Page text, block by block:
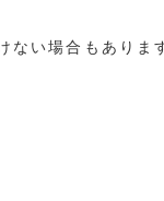
ない場合もありま